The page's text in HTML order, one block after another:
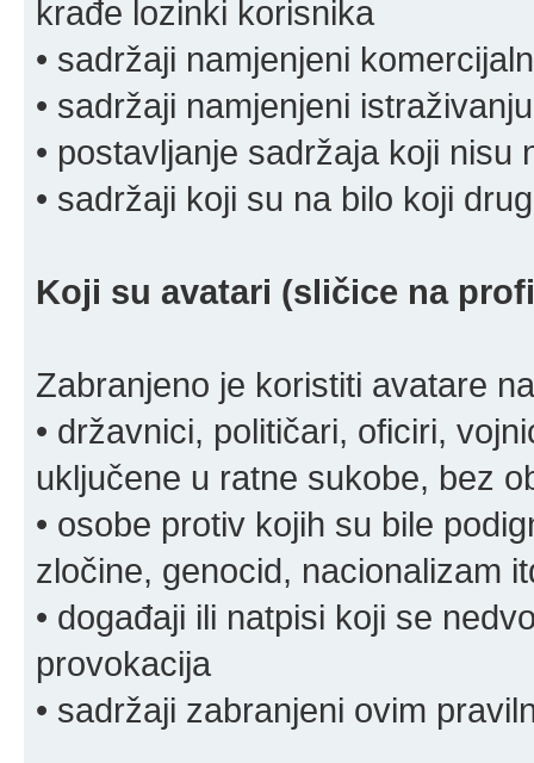
krađe lozinki korisnika
• sadržaji namjenjeni
• sadržaji namjenjeni
• postavljanje sadržaja koji
• sadržaji koji su na bilo koji
Koji su avatari (sličice na
Zabranjeno je koristiti avatare
• državnici, političari, oficiri,
uključene u ratne sukobe, bez
• osobe protiv kojih su bile
zločine, genocid, nacionalizam
• događaji ili natpisi koji se
provokacija
• sadržaji zabranjeni ovim